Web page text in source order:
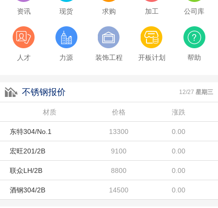
资讯 现货 求购 加工 公司库
人才 力源 装饰工程 开板计划 帮助
不锈钢报价 12/27 星期三
材质 价格 涨跌
酒钢430/2B 8100 0.00
东特304/No.1 13300 0.00
宏旺201/2B 9100 0.00
联众LH/2B 8800 0.00
酒钢304/2B 14500 0.00